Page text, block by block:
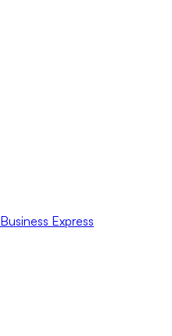
Business Express